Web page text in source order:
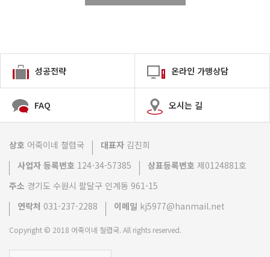
성공전략 온라인 가맹상담
FAQ 오시는 길
상호 어죽이네 쳘렵국 대표자 김진희
사업자 등록번호 124-34-57385 상표등록번호 제0124881호
주소 경기도 수원시 팔달구 인계동 961-15
연락처 031-237-2288 이메일 kj5977@hanmail.net
Copyright © 2018 어죽이네 철렵국. All rights reserved.